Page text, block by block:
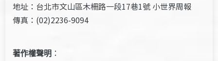
地址：台北市文山區木柵路一段17巷1號 小世界周報
傳真：(02)2236-9094
著作權聲明 ：